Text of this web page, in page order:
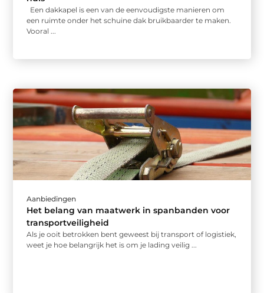
Een dakkapel is een van de eenvoudigste manieren om
een ruimte onder het schuine dak bruikbaarder te maken.
Vooral ...
Aanbiedingen
Het belang van maatwerk in spanbanden voor
transportveiligheid
Als je ooit betrokken bent geweest bij transport of logistiek,
weet je hoe belangrijk het is om je lading veilig ...